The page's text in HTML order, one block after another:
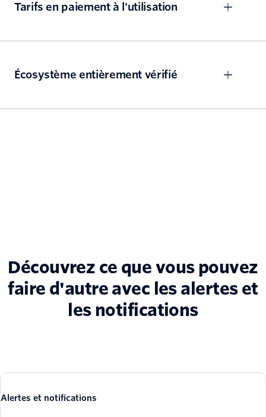
Tarifs en paiement à l'utilisation
Écosystème entièrement vérifié
Découvrez ce que vous pouvez
faire d'autre avec les alertes et
les notifications
Alertes et notifications